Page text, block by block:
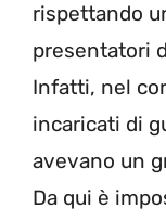
rispettando
presentatori
Infatti, nel
incaricati di
avevano un
Da qui è